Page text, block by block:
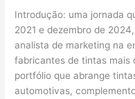
Introdução: uma jornada
2021 e dezembro de
analista de marketing na
fabricantes de tintas mais
portfólio que abrange
automotivas,
produtos
das
Tintas
Brazilian